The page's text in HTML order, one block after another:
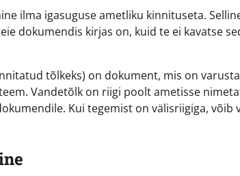
ilma igasuguse ametliku kinnituseta.
dokumendis kirjas on, kuid te ei kavatse
tõlkeks) on dokument, mis on
Vandetõlk on riigi poolt ametisse
Kui tegemist on välisriigiga, võib